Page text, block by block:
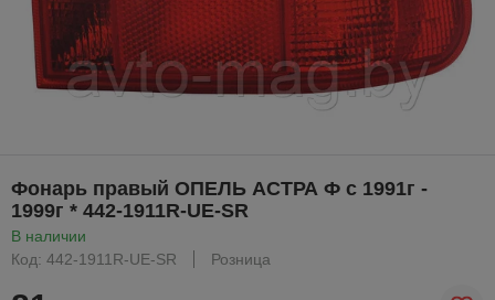
Фонарь правый ОПЕЛЬ АСТРА Ф с 1991г -
1999г * 442-1911R-UE-SR
В наличии
Код: 442-1911R-UE-SR
Розница